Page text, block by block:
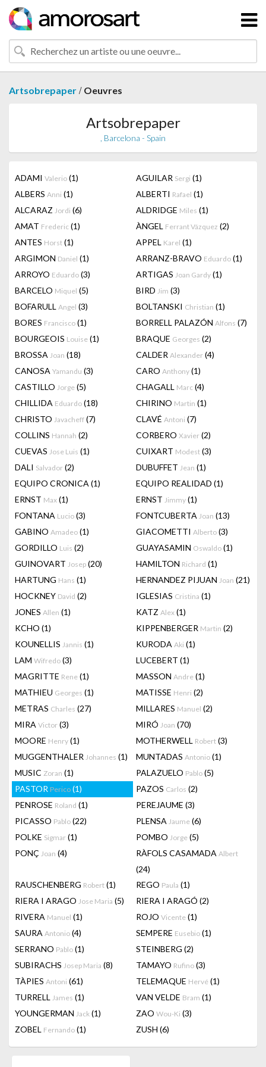
Artsobrepaper / Oeuvres
Artsobrepaper
, Barcelona - Spain
ADAMI Valerio (1) AGUILAR Sergi (1)
ALBERS Anni (1) ALBERTI Rafael (1)
ALCARAZ Jordi (6) ALDRIDGE Miles (1)
AMAT Frederic (1) ÀNGEL Ferrant Vázquez (2)
ANTES Horst (1) APPEL Karel (1)
ARGIMON Daniel (1) ARRANZ-BRAVO Eduardo (1)
ARROYO Eduardo (3) ARTIGAS Joan Gardy (1)
BARCELO Miquel (5) BIRD Jim (3)
BOFARULL Angel (3) BOLTANSKI Christian (1)
BORES Francisco (1) BORRELL PALAZÓN Alfons (7)
BOURGEOIS Louise (1) BRAQUE Georges (2)
BROSSA Joan (18) CALDER Alexander (4)
CANOSA Yamandu (3) CARO Anthony (1)
CASTILLO Jorge (5) CHAGALL Marc (4)
CHILLIDA Eduardo (18) CHIRINO Martin (1)
CHRISTO Javacheff (7) CLAVÉ Antoni (7)
COLLINS Hannah (2) CORBERO Xavier (2)
CUEVAS Jose Luis (1) CUIXART Modest (3)
DALI Salvador (2) DUBUFFET Jean (1)
EQUIPO CRONICA (1) EQUIPO REALIDAD (1)
ERNST Max (1) ERNST Jimmy (1)
FONTANA Lucio (3) FONTCUBERTA Joan (13)
GABINO Amadeo (1) GIACOMETTI Alberto (3)
GORDILLO Luis (2) GUAYASAMIN Oswaldo (1)
GUINOVART Josep (20) HAMILTON Richard (1)
HARTUNG Hans (1) HERNANDEZ PIJUAN Joan (21)
HOCKNEY David (2) IGLESIAS Cristina (1)
JONES Allen (1) KATZ Alex (1)
KCHO (1) KIPPENBERGER Martin (2)
KOUNELLIS Jannis (1) KURODA Aki (1)
LAM Wifredo (3) LUCEBERT (1)
MAGRITTE Rene (1) MASSON Andre (1)
MATHIEU Georges (1) MATISSE Henri (2)
METRAS Charles (27) MILLARES Manuel (2)
MIRA Victor (3) MIRÓ Joan (70)
MOORE Henry (1) MOTHERWELL Robert (3)
MUGGENTHALER Johannes (1) MUNTADAS Antonio (1)
MUSIC Zoran (1) PALAZUELO Pablo (5)
PASTOR Perico (1) PAZOS Carlos (2)
PENROSE Roland (1) PEREJAUME (3)
PICASSO Pablo (22) PLENSA Jaume (6)
POLKE Sigmar (1) POMBO Jorge (5)
PONÇ Joan (4) RÀFOLS CASAMADA Albert
(24)
RAUSCHENBERG Robert (1) REGO Paula (1)
RIERA I ARAGO Jose Maria (5) RIERA I ARAGÓ (2)
RIVERA Manuel (1) ROJO Vicente (1)
SAURA Antonio (4) SEMPERE Eusebio (1)
SERRANO Pablo (1) STEINBERG (2)
SUBIRACHS Josep Maria (8) TAMAYO Rufino (3)
TÀPIES Antoni (61) TELEMAQUE Hervé (1)
TURRELL James (1) VAN VELDE Bram (1)
YOUNGERMAN Jack (1) ZAO Wou-Ki (3)
ZOBEL Fernando (1) ZUSH (6)